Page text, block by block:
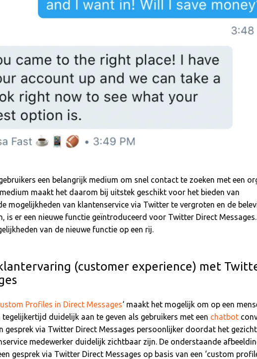
een belangrijk medium om snel contact te zoeken met een
maakt het daarom bij uitstek geschikt voor het bieden van
mogelijkheden van klantenservice via Twitter te vergroten en de
is er een nieuwe functie geïntroduceerd voor Twitter Direct
van de nieuwe functie op een rij.
(customer experience) met
Profiles in Direct Messages‘ maakt het mogelijk om op een
duidelijk aan te geven als gebruikers met een chatbot
gesprek via Twitter Direct Messages persoonlijker doordat het
medewerker duidelijk zichtbaar zijn. De onderstaande
gesprek via Twitter Direct Messages op basis van een ‘custom